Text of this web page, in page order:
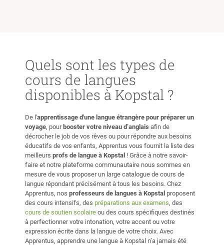
solides et mesurables.
Quels sont les types de
cours de langues
disponibles à Kopstal ?
De l'apprentissage d'une langue étrangère pour préparer un
voyage, pour booster votre niveau d’anglais afin de
décrocher le job de vos rêves ou pour répondre aux besoins
éducatifs de vos enfants, Apprentus vous fournit la liste des
meilleurs profs de langue à Kopstal ! Grâce à notre savoir-
faire et notre plateforme communautaire nous sommes en
mesure de vous proposer un large catalogue de cours de
langue répondant précisément à tous les besoins. Chez
Apprentus, nos professeurs de langues à Kopstal proposent
des cours intensifs, des préparations aux examens, des
cours de soutien scolaire ou des cours spécifiques destinés
à perfectionner votre intonation, votre accent ou votre
expression écrite dans la langue de votre choix. Avec
Apprentus, apprendre une langue à Kopstal n’a jamais été